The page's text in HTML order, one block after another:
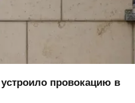
провокацию в